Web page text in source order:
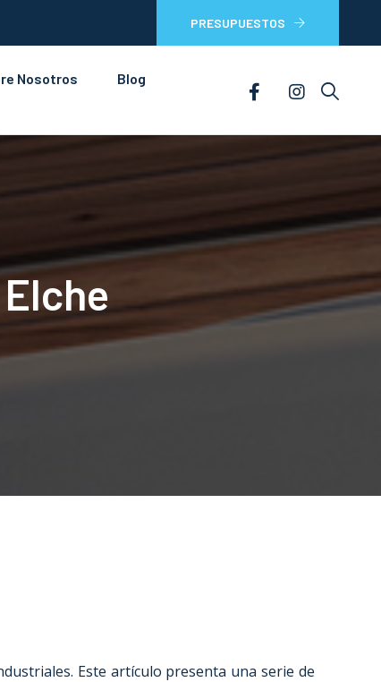
PRESUPUESTOS
Nosotros
Blog
Este artículo presenta una serie de